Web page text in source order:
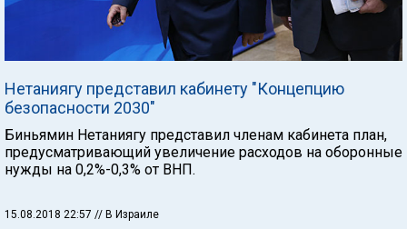
Нетаниягу представил кабинету "Концепцию
безопасности 2030"
Биньямин Нетаниягу представил членам кабинета план,
предусматривающий увеличение расходов на оборонные
нужды на 0,2%-0,3% от ВНП.
15.08.2018 22:57 // В Израиле